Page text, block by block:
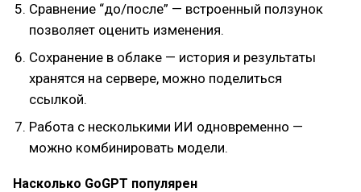
Сравнение “до/после” — встроенный ползунок
позволяет оценить изменения.
Сохранение в облаке — история и результаты
хранятся на сервере, можно поделиться
ссылкой.
Работа с несколькими ИИ одновременно —
можно комбинировать модели.
Насколько GoGPT популярен